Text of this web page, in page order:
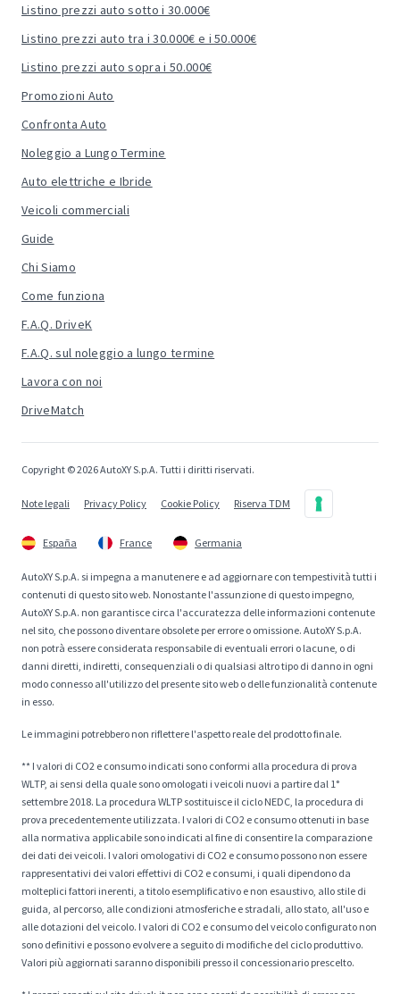
Listino prezzi auto sotto i 30.000€
Listino prezzi auto tra i 30.000€ e i 50.000€
Listino prezzi auto sopra i 50.000€
Promozioni Auto
Confronta Auto
Noleggio a Lungo Termine
Auto elettriche e Ibride
Veicoli commerciali
Guide
Chi Siamo
Come funziona
F.A.Q. DriveK
F.A.Q. sul noleggio a lungo termine
Lavora con noi
DriveMatch
Copyright © 2026 AutoXY S.p.A. Tutti i diritti riservati.
Note legali Privacy Policy Cookie Policy Riserva TDM
España France Germania
AutoXY S.p.A. si impegna a manutenere e ad aggiornare con tempestività tutti i
contenuti di questo sito web. Nonostante l'assunzione di questo impegno,
AutoXY S.p.A. non garantisce circa l'accuratezza delle informazioni contenute
nel sito, che possono diventare obsolete per errore o omissione. AutoXY S.p.A.
non potrà essere considerata responsabile di eventuali errori o lacune, o di
danni diretti, indiretti, consequenziali o di qualsiasi altro tipo di danno in ogni
modo connesso all'utilizzo del presente sito web o delle funzionalità contenute
in esso.
Le immagini potrebbero non riflettere l'aspetto reale del prodotto finale.
** I valori di CO2 e consumo indicati sono conformi alla procedura di prova
WLTP, ai sensi della quale sono omologati i veicoli nuovi a partire dal 1°
settembre 2018. La procedura WLTP sostituisce il ciclo NEDC, la procedura di
prova precedentemente utilizzata. I valori di CO2 e consumo ottenuti in base
alla normativa applicabile sono indicati al fine di consentire la comparazione
dei dati dei veicoli. I valori omologativi di CO2 e consumo possono non essere
rappresentativi dei valori effettivi di CO2 e consumi, i quali dipendono da
molteplici fattori inerenti, a titolo esemplificativo e non esaustivo, allo stile di
guida, al percorso, alle condizioni atmosferiche e stradali, allo stato, all'uso e
alle dotazioni del veicolo. I valori di CO2 e consumo del veicolo configurato non
sono definitivi e possono evolvere a seguito di modifiche del ciclo produttivo.
Valori più aggiornati saranno disponibili presso il concessionario prescelto.